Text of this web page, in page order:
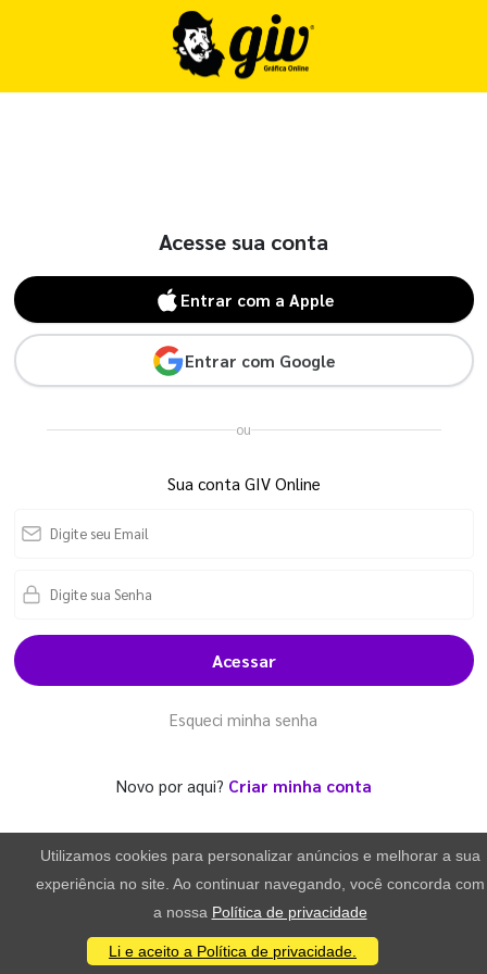
Acesse sua conta
Entrar com a Apple
Entrar com Google
ou
Sua conta GIV Online
Acessar
Esqueci minha senha
Novo por aqui? Criar minha conta
Utilizamos cookies para personalizar anúncios e melhorar a sua
experiência no site. Ao continuar navegando, você concorda com
a nossa Política de privacidade
Li e aceito a Política de privacidade.